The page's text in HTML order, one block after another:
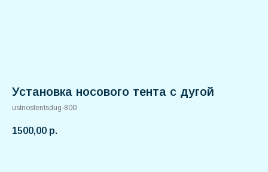
Установка носового тента с дугой
ustnostentsdug-800
1500,00 р.